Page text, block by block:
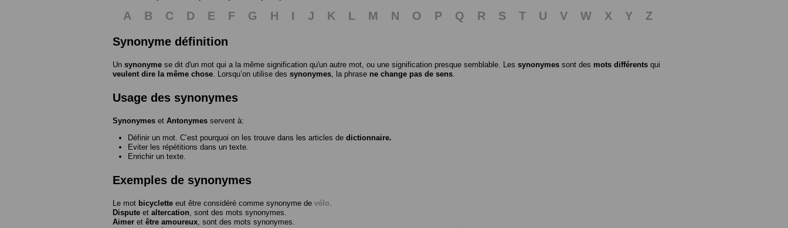
A B C D E F G H I J K L M N O P Q R S T U V W X Y
Z
Synonyme définition
Un synonyme se dit d'un mot qui a la même signification qu'un autre mot, ou une signification presque semblable. Les synonymes sont des mots différents qui
veulent dire la même chose . Lorsqu’on utilise des synonymes , la phrase ne change pas de sens
Usage des synonymes
Synonymes et Antonymes servent à:
Définir un mot. C’est pourquoi on les trouve dans les articles de dictionnaire.
Eviter les répétitions dans un texte.
Enrichir un texte.
Exemples de synonymes
Le mot bicyclette eut être considéré comme synonyme de vélo
Dispute et altercation , sont des mots synonymes.
Aimer et être amoureux , sont des mots synonymes.